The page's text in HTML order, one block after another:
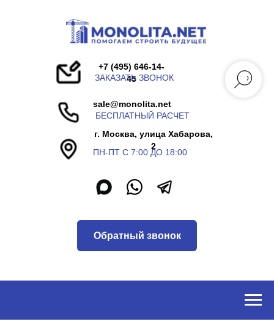
г. Москва, улица Хабарова,
ПН-ПТ С 7:00 ДО 18:00
45
ЗАКАЗАТЬ ЗВОНОК
БЕСПЛАТНЫЙ РАСЧЕТ